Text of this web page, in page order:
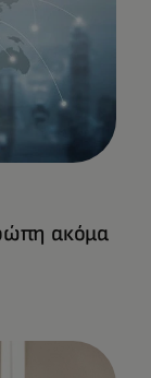
ακόμα